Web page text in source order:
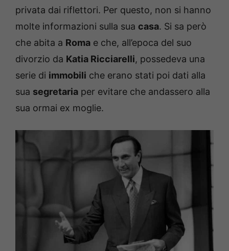
privata dai riflettori. Per questo, non si hanno
molte informazioni sulla sua casa. Si sa però
che abita a Roma e che, all’epoca del suo
divorzio da Katia Ricciarelli, possedeva una
serie di immobili che erano stati poi dati alla
sua segretaria per evitare che andassero alla
sua ormai ex moglie.